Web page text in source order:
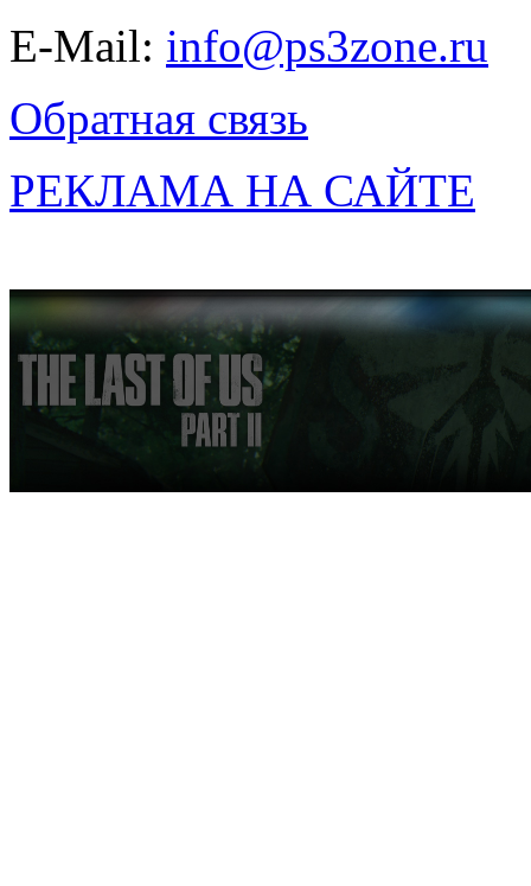
E-Mail: info@ps3zone.ru
Обратная связь
РЕКЛАМА НА САЙТЕ